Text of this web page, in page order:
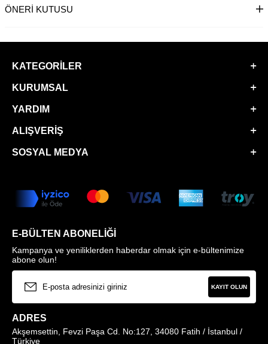
ÖNERI KUTUSU
KATEGORILER
KURUMSAL
YARDIM
ALIŞVERIŞ
SOSYAL MEDYA
E-BÜLTEN ABONELIĞI
Kampanya ve yeniliklerden haberdar olmak için e-bültenimize
abone olun!
KAYIT OLUN
ADRES
Akşemsettin, Fevzi Paşa Cd. No:127, 34080 Fatih / İstanbul /
Türkiye